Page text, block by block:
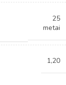
25
metai
1,20